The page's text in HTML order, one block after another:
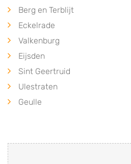
Berg en Terblijt
Eckelrade
Valkenburg
Eijsden
Sint Geertruid
Ulestraten
Geulle